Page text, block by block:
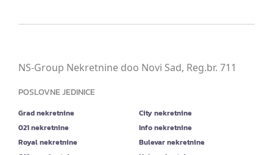
NS-Group Nekretnine doo Novi Sad, Reg.br. 711
POSLOVNE JEDINICE
Grad nekretnine
City nekretnine
021 nekretnine
Info nekretnine
Royal nekretnine
Bulevar nekretnine